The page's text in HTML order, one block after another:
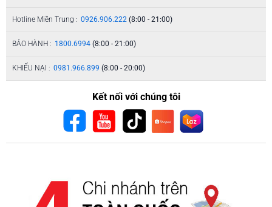
Hotline Miền Trung : 0926.906.222 (8:00 - 21:00)
BẢO HÀNH : 1800.6994 (8:00 - 21:00)
KHIẾU NẠI : 0981.966.899 (8:00 - 20:00)
Kết nối với chúng tôi